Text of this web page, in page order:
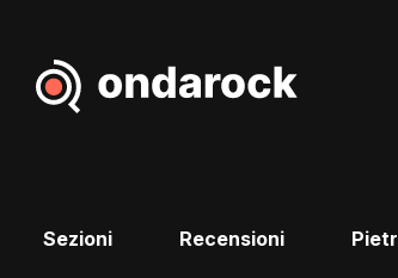
Sezioni Recensioni